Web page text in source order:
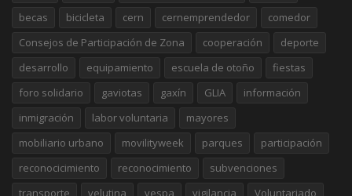
becas
bicicleta cern cernemprendedor
comedor
Consejos de Participación de Zona
cooperación
deporte
desarrollo
equipamiento escuela de otoño
fiestas
foro solidario
gaviotas gaxín GLIA
información
inmigración
labor voluntaria
mayores
mobiliario urbano
movilityweek parques
participación
reconocicimiento
reconocimiento
subvenciones
transporte
velutina vespa vigilancia Voluntariado